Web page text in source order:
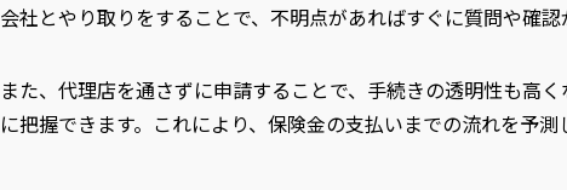
会社とやり取りをすることで、不明点があればすぐに質問や確認
また、代理店を通さずに申請することで、手続きの透明性も高
に把握できます。これにより、保険金の支払いまでの流れを予測